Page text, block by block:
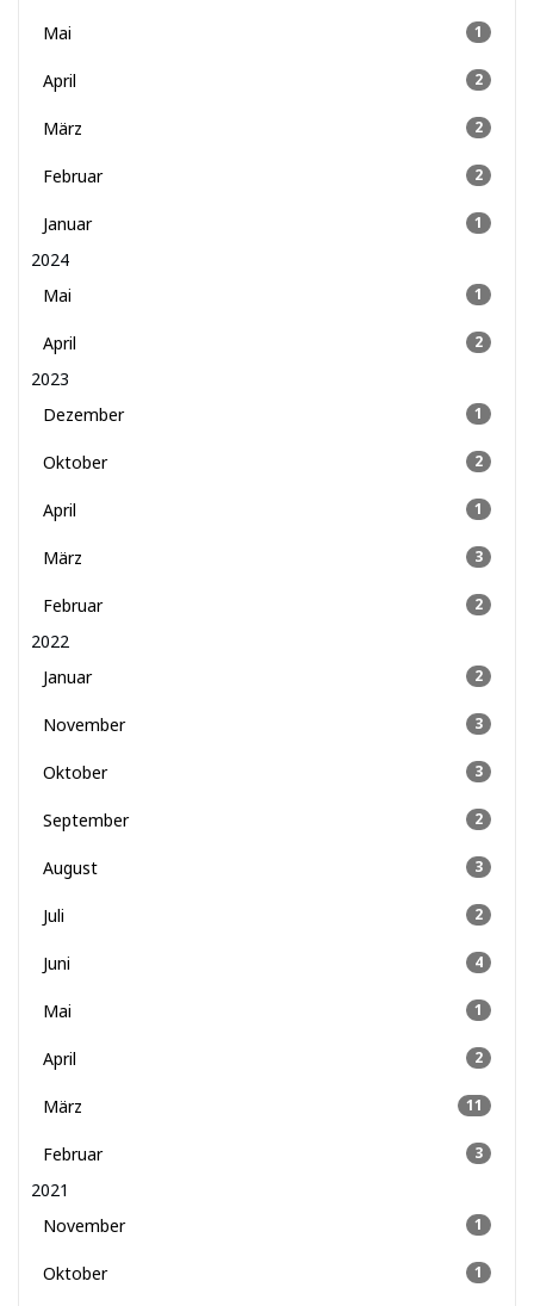
Mai 1
April 2
März 2
Februar 2
Januar 1
2024
Mai
1
April 2
2023
Dezember
1
Oktober 2
April 1
März 3
Februar 2
2022
Januar
2
November 3
Oktober 3
September 2
August 3
Juli 2
Juni 4
Mai 1
April 2
März 11
Februar 3
2021
November
1
Oktober 1